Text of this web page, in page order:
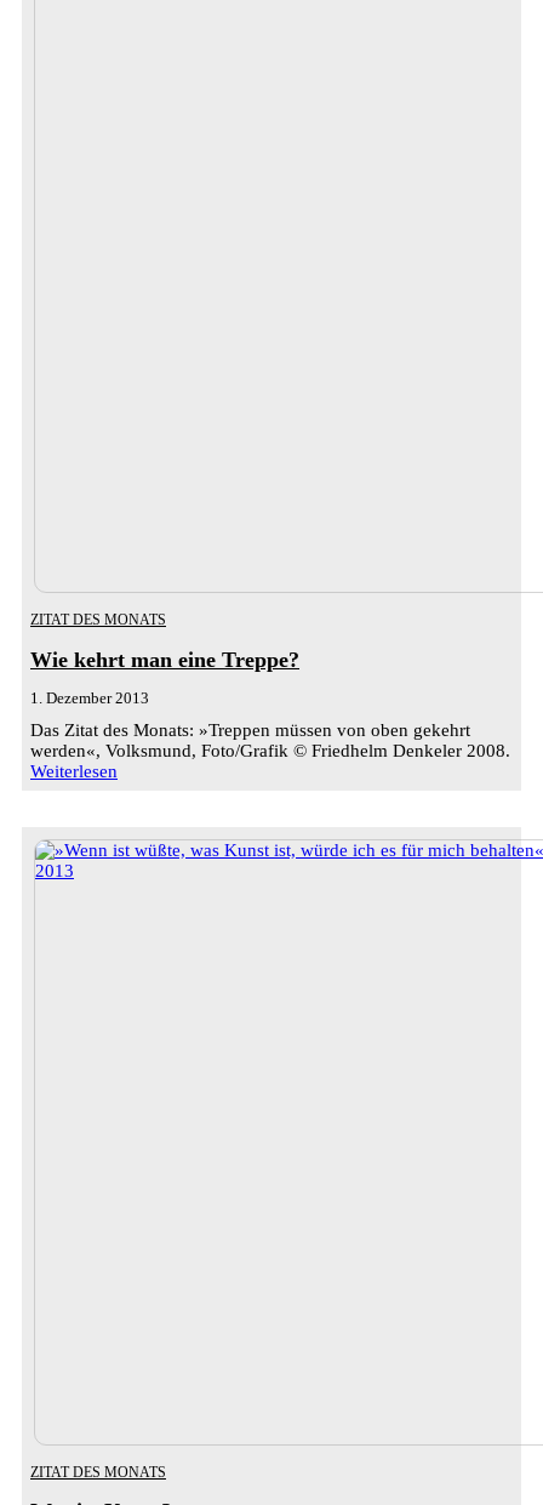
ZITAT DES MONATS
Wie kehrt man eine Treppe?
1. Dezember 2013
Das Zitat des Monats: »Treppen müssen von oben gekehrt
werden«, Volksmund, Foto/Grafik © Friedhelm Denkeler 2008.
Weiterlesen
ZITAT DES MONATS